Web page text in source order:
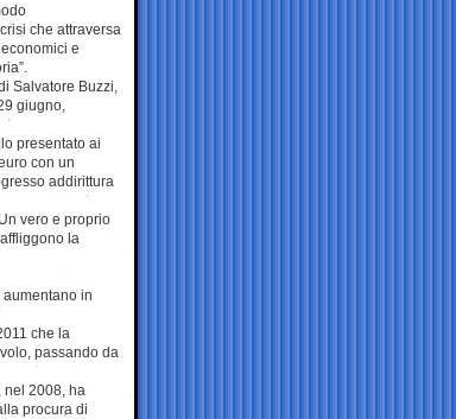
che attraversa
e
Salvatore Buzzi,
giugno,
presentato ai
con un
addirittura
vero e proprio
la
aumentano in
che la
passando da
nel 2008, ha
procura di